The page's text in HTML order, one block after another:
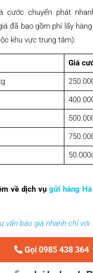
cước chuyển phát
đã bao gồm phí lấy
khu vực trung tâm):
Giá
về dịch vụ gửi hàng
vấn báo giá nhanh chỉ với
Gọi 0985 438 364